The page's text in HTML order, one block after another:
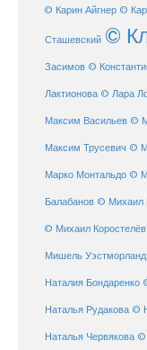
© Карин Айгнер ©
Сташевский ©
Засимов ©
Лактионова © Лара
Максим Васильев ©
Максим Трусевич ©
Марко Монтальдо ©
Балабанов © Михаил
© Михаил Коростелёв
Мишель Уэстморланд
Наталия Бондаренко
Наталья Рудакова ©
Наталья Червякова ©